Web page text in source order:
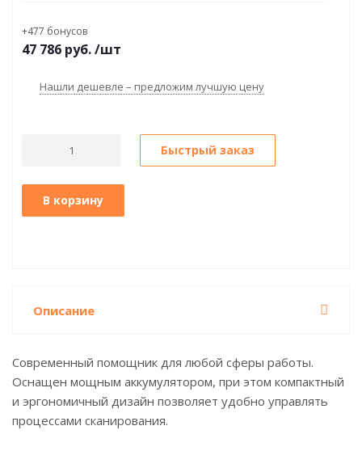
+477 бонусов
47 786 руб./шт
Нашли дешевле – предложим лучшую цену
В корзину
Быстрый заказ
Описание
Современный помощник для любой сферы работы.
Оснащен мощным аккумулятором, при этом компактный
и эргономичный дизайн позволяет удобно управлять
процессами сканирования.